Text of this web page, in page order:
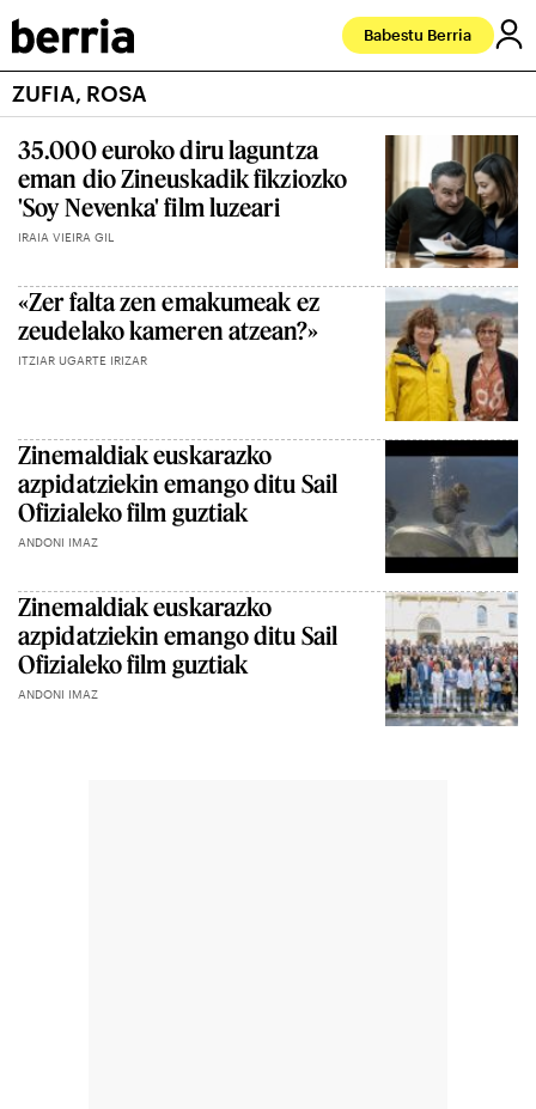
Babestu Berria
ZUFIA, ROSA
35.000 euroko diru laguntza
eman dio Zineuskadik fikziozko
'Soy Nevenka' film luzeari
IRAIA VIEIRA GIL
«Zer falta zen emakumeak ez
zeudelako kameren atzean?»
ITZIAR UGARTE IRIZAR
Zinemaldiak euskarazko
azpidatziekin emango ditu Sail
Ofizialeko film guztiak
ANDONI IMAZ
Zinemaldiak euskarazko
azpidatziekin emango ditu Sail
Ofizialeko film guztiak
ANDONI IMAZ